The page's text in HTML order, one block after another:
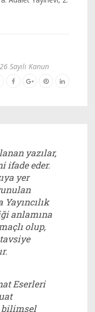
Sayılı Kanun
yazılar,
ifade eder.
yer
anlamına
olup,
Eserleri
bilimsel